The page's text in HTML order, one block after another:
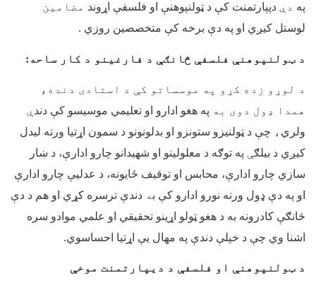
په دې دپپارتمنت کې د ټولنپوهنې او فلسفې اړوند مضامين
لوستل کيږي او په دې برخه کې متخصصين روزي .
د ټولنپوهنې فلسفې څانګې د فارغینو د کار ساحه:
د لوړو زده کړو په موسساتو کې د استادی دنده،
همدا ډول دوی به په هغو ادارو او تعليمي موسيسو کې دند ې
ولري ، چې د ټولنيزو ستونزو او بدلونونو د سمون اړتيا ورته ليدل
کيږي د بيلګ ې په توګه د معلولينو او شهيدانو چارو ادارې، د ښار
سازي چارو ادارې، محابس او توقيف ځايونه، د عدليې چارو ادارې
او په دې ډول ورته نورو ادارو کې به دندې ترسره کړي او هم د دې
څانګې کادرونه به د هغو ټولو اړينو تحقيقي او علمي موادو سره
اشنا وي چې د خپلې دندې په مهال يې اړتيا احساسوي.
د ټولنپوهنې او فلسفې د ديپارتمنت موخې